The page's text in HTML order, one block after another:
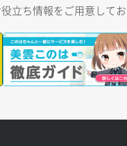
ち情報をご用意して